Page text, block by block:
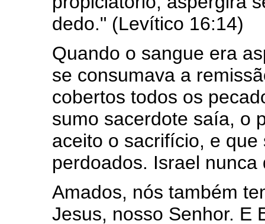
dedo." (Levítico 16:14)
Quando o sangue era
se consumava a
cobertos todos os
sumo sacerdote saía, o
aceito o sacrifício, e
perdoados. Israel nunca
Amados, nós também
Jesus, nosso Senhor. E